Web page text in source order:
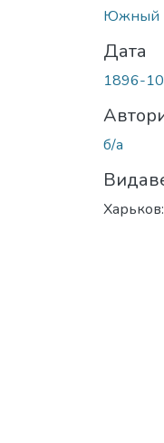
Южный
Дата
1896-
б/а